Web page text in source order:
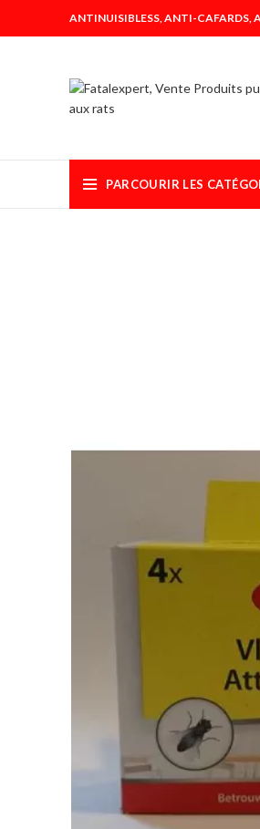
ANTINUISIBLESS, ANTI-CAFARDS,
PARCOURIR LES